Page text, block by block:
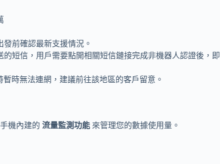
前確認最新支援情況。
短信，用戶需要點開相關短信鏈接完成非機器人認證後，
時無法連網，建議前往該地區的客戶留意。
機內建的 流量監測功能 來管理您的數據使用量。